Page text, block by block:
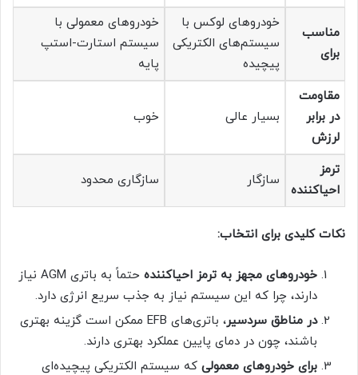
مناسب
برای
خودروهای لوکس با
سیستم‌های الکتریکی
پیچیده
خودروهای معمولی با
سیستم استارت-استپ
پایه
مقاومت
در برابر
لرزش
بسیار عالی خوب
ترمز
احیاکننده
سازگار سازگاری محدود
نکات کلیدی برای انتخاب:
خودروهای مجهز به ترمز احیاکننده
حتماً به باتری AGM نیاز
دارند، چرا که این سیستم نیاز به جذب سریع انرژی دارد.
در مناطق سردسیر
، باتری‌های EFB ممکن است گزینه بهتری
باشند، چون در دمای پایین عملکرد بهتری دارند.
برای خودروهای معمولی که سیستم الکتریکی پیچیده‌ای